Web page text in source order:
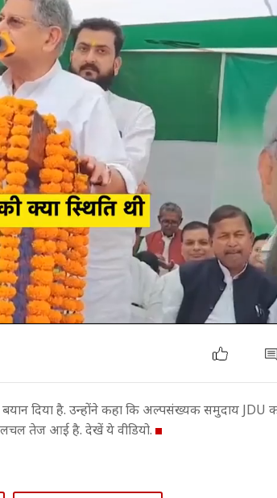
दिया है. उन्होंने कहा कि अल्पसंख्यक समुदाय JDU
तेज आई है. देखें ये वीडियो.